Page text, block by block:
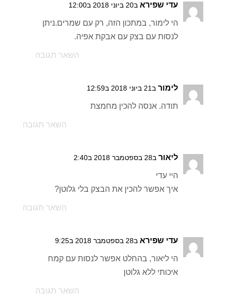
עדי שפירא ב20 ביוני 2018 ב12:00
הי לימור, במתכון הזה, רק עם שמרים.ניתן
לנסות עם בצק עם אבקת אפיה.
השאר תגובה
לימור ב21 ביוני 2018 ב12:59
תודה. אנסה להכין מחמצת
השאר תגובה
ליאור ב28 בספטמבר 2018 ב2:40
היי עדי
איך אפשר להכין את הבצק בלי גלוטן?
השאר תגובה
עדי שפירא ב28 בספטמבר 2018 ב9:25
הי ליאור, בהחלט אפשר לנסות עם קמח
איכותי ללא גלוטן
השאר תגובה